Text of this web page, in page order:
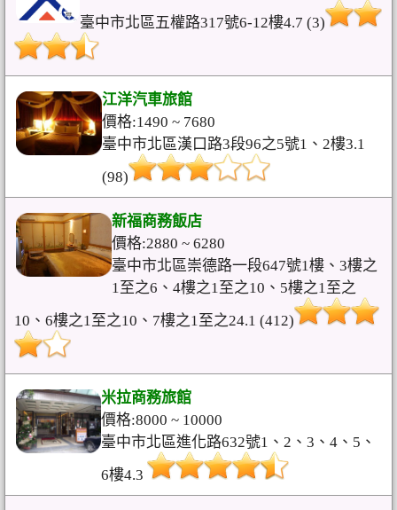
臺中市北區五權路317號6-12樓4.7 (3)
江洋汽車旅館
價格:1490 ~ 7680
臺中市北區漢口路3段96之5號1、2樓3.1
(98)
新福商務飯店
價格:2880 ~ 6280
臺中市北區崇德路一段647號1樓、3樓之
1至之6、4樓之1至之10、5樓之1至之
10、6樓之1至之10、7樓之1至之24.1 (412)
米拉商務旅館
價格:8000 ~ 10000
臺中市北區進化路632號1、2、3、4、5、
6樓4.3